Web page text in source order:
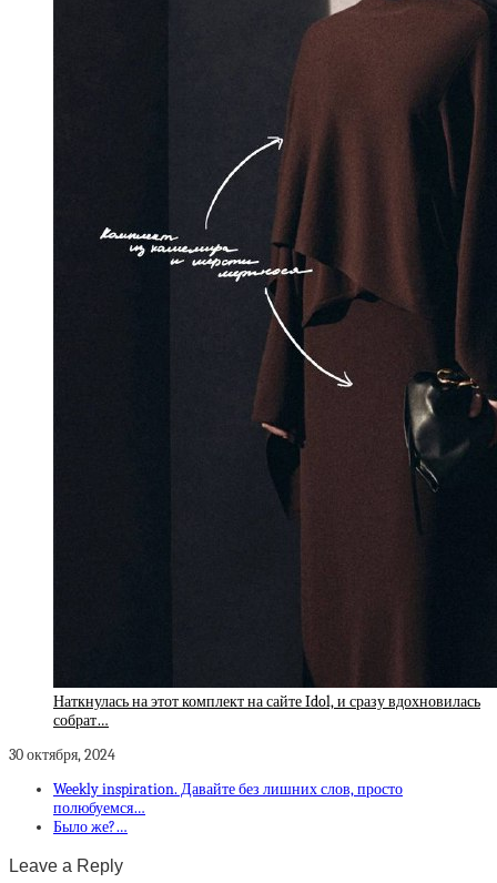
Наткнулась на этот комплект на сайте Idol, и сразу вдохновилась
собрат…
30 октября, 2024
Weekly inspiration. Давайте без лишних слов, просто
полюбуемся…
Было же?…
Leave a Reply